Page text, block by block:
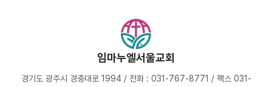
임마누엘서울교회
경기도 광주시 경충대로 1994 / 전화 : 031-767-8771 / 팩스 031-